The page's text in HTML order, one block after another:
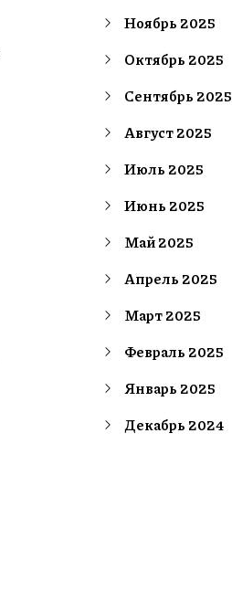
Ноябрь 2025
Октябрь 2025
Сентябрь 2025
Август 2025
Июль 2025
Июнь 2025
Май 2025
Апрель 2025
Март 2025
Февраль 2025
Январь 2025
Декабрь 2024